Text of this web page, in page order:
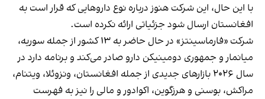
با این حال، این شرکت هنوز درباره نوع داروهایی که قرار است به
افغانستان ارسال شود جزئیاتی ارائه نکرده است.
شرکت «فارماسینتز» در حال حاضر به ۱۳ کشور از جمله سوریه،
میانمار و جمهوری دومینیکن دارو صادر می‌کند و برنامه دارد در
سال ۲۰۲۶ بازارهای جدیدی از جمله افغانستان، ونزوئلا، ویتنام،
مراکش، بوسنی و هرزگوین، اکوادور و مالی را نیز به فهرست